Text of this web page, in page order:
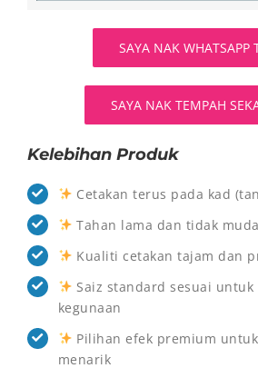
SAYA NAK WHATSAPP
SAYA NAK TEMPAH
Kelebihan Produk
Cetakan terus pada kad
Tahan lama dan tidak
Kualiti cetakan tajam dan
Saiz standard sesuai untuk
kegunaan
Pilihan efek premium
menarik